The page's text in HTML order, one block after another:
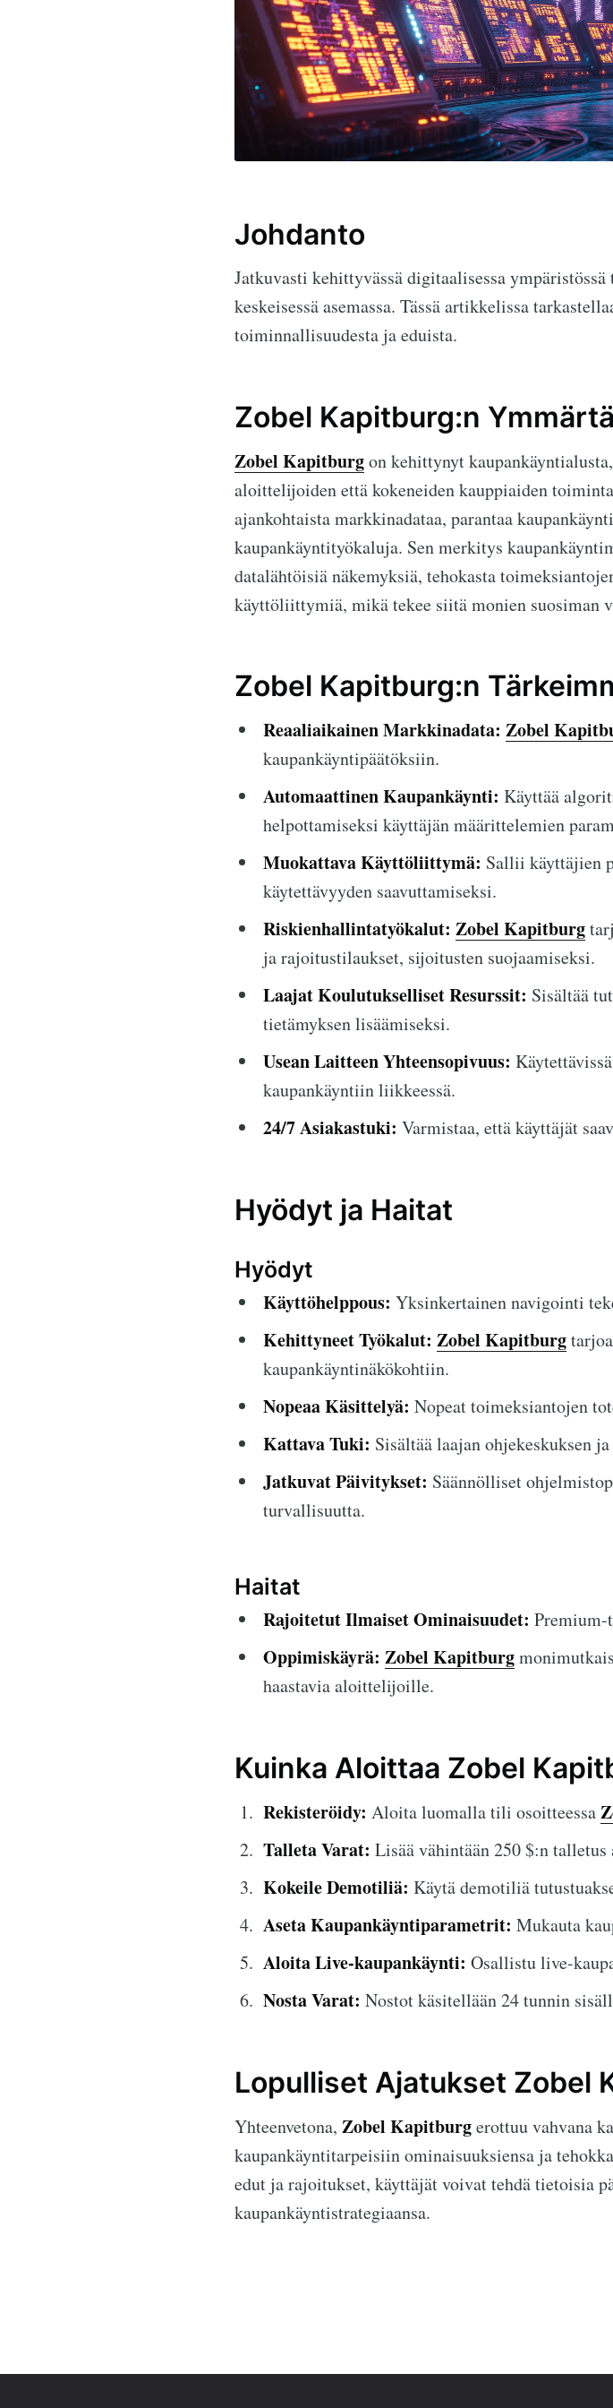
Johdanto
Jatkuvasti kehittyvässä digitaalisessa
keskeisessä asemassa. Tässä artikkelissa
toiminnallisuudesta ja eduista.
Zobel Kapitburg:n
Zobel Kapitburgon kehittynyt
aloittelijoiden että kokeneiden kauppiaiden
ajankohtaista markkinadataa, parantaa
kaupankäyntityökaluja. Sen merkitys
datalähtöisiä näkemyksiä, tehokasta
käyttöliittymiä, mikä tekee siitä monien suosiman
Zobel Kapitburg:n
Reaaliaikainen Markkinadata: Zobel
kaupankäyntipäätöksiin.
Automaattinen Kaupankäynti: Käyttää
helpottamiseksi käyttäjän määrittelemien
Muokattava Käyttöliittymä: Sallii käyttäjien
käytettävyyden saavuttamiseksi.
Riskienhallintatyökalut: Zobel Kapitburg
ja rajoitustilaukset, sijoitusten suojaamiseksi.
Laajat Koulutukselliset Resurssit: Sisältää
tietämyksen lisäämiseksi.
Usean Laitteen Yhteensopivuus:
kaupankäyntiin liikkeessä.
24/7 Asiakastuki: Varmistaa, että käyttäjät
Hyödyt ja Haitat
Hyödyt
Käyttöhelppous: Yksinkertainen navigointi
Kehittyneet Työkalut: Zobel Kapitburg
kaupankäyntinäkökohtiin.
Nopeaa Käsittelyä: Nopeat toimeksiantojen
Kattava Tuki: Sisältää laajan ohjekeskuksen
Jatkuvat Päivitykset: Säännölliset
turvallisuutta.
Haitat
Rajoitetut Ilmaiset Ominaisuudet: Premium-
Oppimiskäyrä: Zobel Kapitburg
haastavia aloittelijoille.
Kuinka Aloittaa Zobel
Rekisteröidy: Aloita luomalla tili osoitteessa
Talleta Varat: Lisää vähintään 250 $:n
Kokeile Demotiliä: Käytä demotiliä
Aseta Kaupankäyntiparametrit: Mukauta
Aloita Live-kaupankäynti: Osallistu live-
Nosta Varat: Nostot käsitellään 24 tunnin
Lopulliset Ajatukset Zobel
Yhteenvetona, Zobel Kapitburgerottuu vahvana
kaupankäyntitarpeisiin ominaisuuksiensa ja
edut ja rajoitukset, käyttäjät voivat tehdä tietoisia
kaupankäyntistrategiaansa.